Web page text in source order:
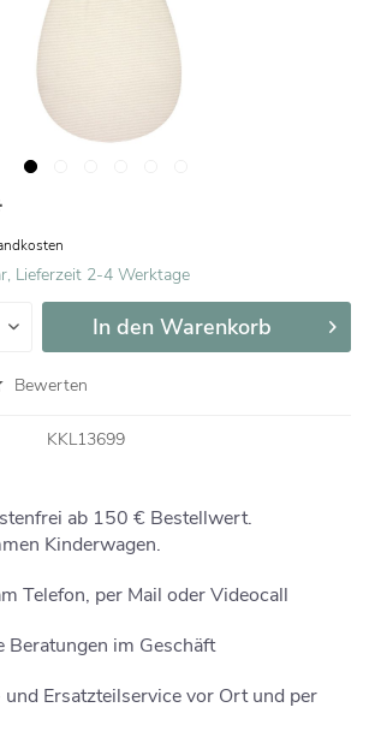
Lieferzeit 2-4 Werktage
In den Warenkorb
Bewerten
KKL13699
ab 150 € Bestellwert.
Kinderwagen.
Telefon, per Mail oder Videocall
Beratungen im Geschäft
und Ersatzteilservice vor Ort und per